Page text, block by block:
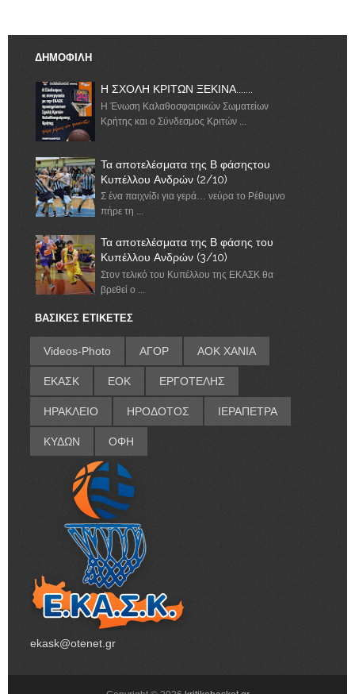
ΔΗΜΟΦΙΛΗ
Η ΣΧΟΛΗ ΚΡΙΤΩΝ ΞΕΚΙΝΑ.......
Η Ένωση Καλαθοσφαιρικών Σωματείων
Κρήτης και ο Σύνδεσμος Κριτών ...
Τα αποτελέσματα της Β φάσηςτου
Κυπέλλου Ανδρών (2/10)
Σ ένα παιχνίδι για γερά… νεύρα το Ρέθυμνο
πήρε τη ...
Τα αποτελέσματα της Β φάσης του
Κυπέλλου Ανδρών (3/10)
Στον τελικό του Κυπέλλου της ΕΚΑΣΚ θα
βρεθεί ο ...
ΒΑΣΙΚΕΣ ΕΤΙΚΕΤΕΣ
Videos-Photo ΑΓΟΡ ΑΟΚ ΧΑΝΙΑ
ΕΚΑΣΚ ΕΟΚ ΕΡΓΟΤΕΛΗΣ
ΗΡΑΚΛΕΙΟ ΗΡΟΔΟΤΟΣ ΙΕΡΑΠΕΤΡΑ
ΚΥΔΩΝ ΟΦΗ
ekask@otenet.gr